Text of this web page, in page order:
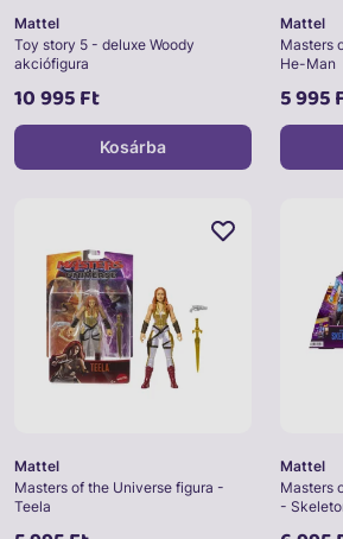
Mattel
Toy story 5 - deluxe Woody
akciófigura
10 995 Ft
Kosárba
Mattel
Masters
He-Man
5 995
Mattel
Masters of the Universe figura -
Teela
Mattel
Masters
-